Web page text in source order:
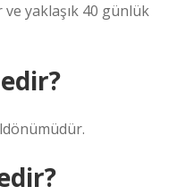
yaklaşık 40 günlük